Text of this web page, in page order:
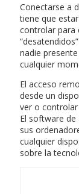
Conectarse a
tiene que
controlar para
nadie
cualquier
El acceso
desde un
ver o
El software
sus
cualquier
sobre la